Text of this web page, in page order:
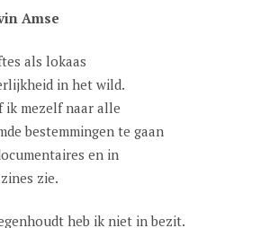
Amse
als lokaas
in het wild.
ik mezelf naar alle
bestemmingen te gaan
en in
zie.
heb ik niet in bezit.